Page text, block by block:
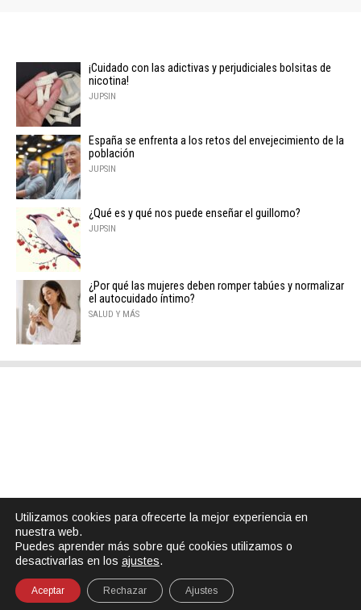
SHARE
¡Cuidado con las adictivas y perjudiciales bolsitas de
nicotina!
JUPSIN
España se enfrenta a los retos del envejecimiento de la
población
JUPSIN
¿Qué es y qué nos puede enseñar el guillomo?
JUPSIN
¿Por qué las mujeres deben romper tabúes y normalizar
el autocuidado íntimo?
SALUD Y MÁS
Utilizamos cookies para ofrecerte la mejor experiencia en
nuestra web.
Puedes aprender más sobre qué cookies utilizamos o
desactivarlas en los ajustes.
Aceptar Rechazar Ajustes